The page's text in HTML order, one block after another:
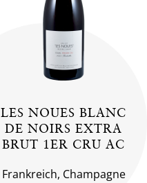
LES NOUES BLANC
DE NOIRS EXTRA
BRUT 1ER CRU AC
Frankreich, Champagne